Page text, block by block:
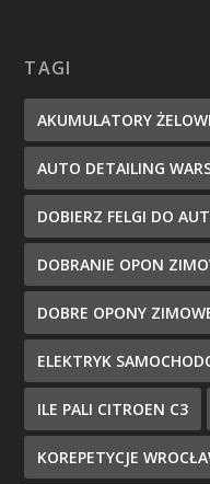
TAGI
AKUMULATORY
AUTO DETAILING
DOBIERZ FELGI DO
DOBRANIE OPON
DOBRE OPONY
ELEKTRYK
ILE PALI CITROEN C3
KOREPETYCJE